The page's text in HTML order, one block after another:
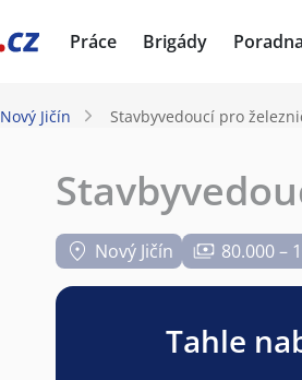
Práce Brigády Poradna
Nový Jičín Stavbyvedoucí pro
Nový Jičín 80.000 –
Tahle